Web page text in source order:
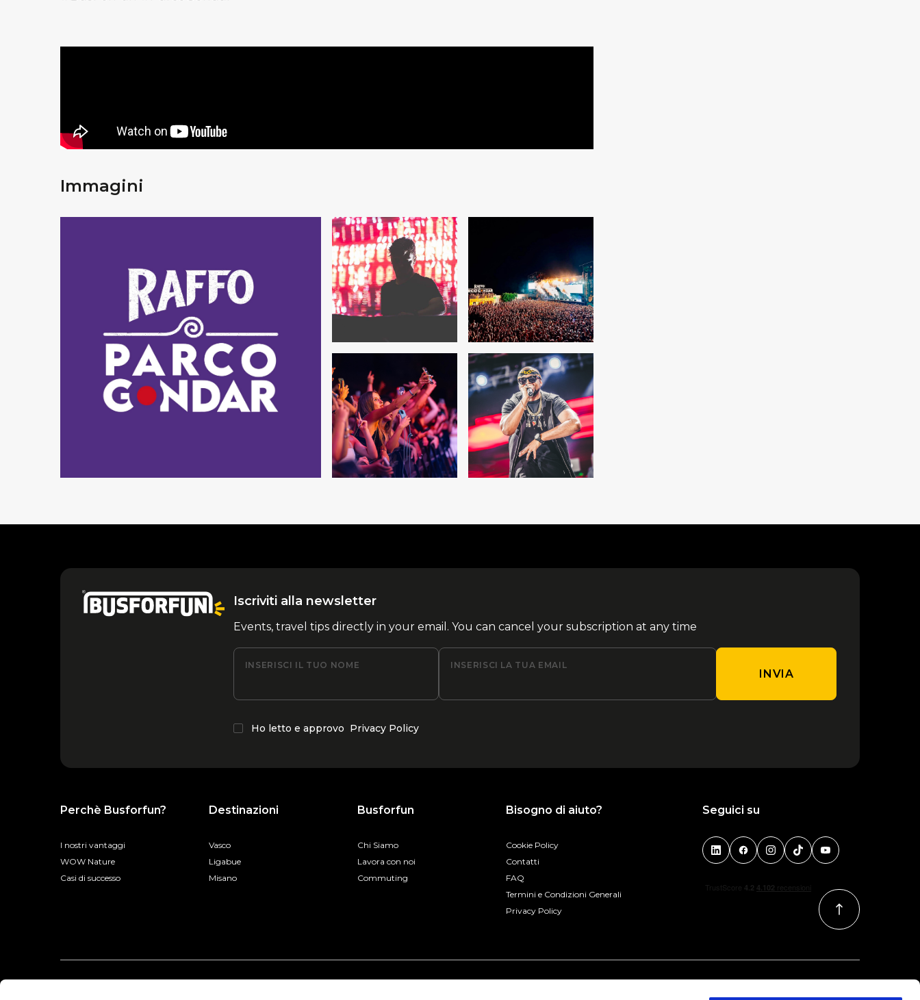
Immagini
Iscriviti alla newsletter
Events, travel tips directly in your email. You can cancel your subscription at any time
INSERISCI IL TUO NOME INSERISCI LA TUA EMAIL
INVIA
Ho letto e approvo Privacy Policy
Perchè Busforfun?
I nostri vantaggi
WOW Nature
Casi di successo
Destinazioni
Vasco
Ligabue
Misano
Busforfun
Chi Siamo
Lavora con noi
Commuting
Bisogno di aiuto?
Cookie Policy
Contatti
FAQ
Termini e Condizioni Generali
Privacy Policy
Seguici su